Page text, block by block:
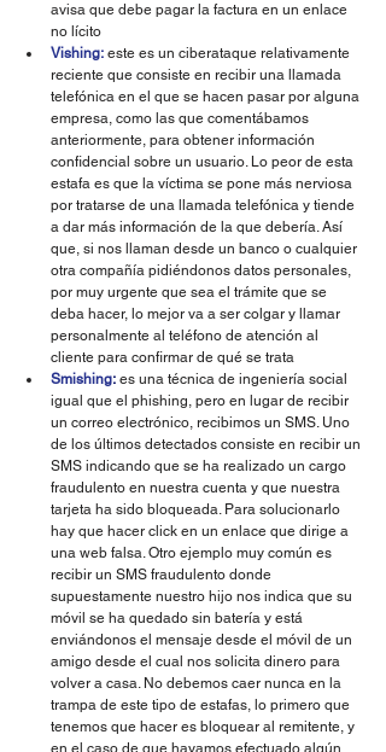
avisa que debe pagar la factura en un enlace
no lícito
Vishing: este es un ciberataque relativamente
reciente que consiste en recibir una llamada
telefónica en el que se hacen pasar por alguna
empresa, como las que comentábamos
anteriormente, para obtener información
confidencial sobre un usuario. Lo peor de esta
estafa es que la víctima se pone más nerviosa
por tratarse de una llamada telefónica y tiende
a dar más información de la que debería. Así
que, si nos llaman desde un banco o cualquier
otra compañía pidiéndonos datos personales,
por muy urgente que sea el trámite que se
deba hacer, lo mejor va a ser colgar y llamar
personalmente al teléfono de atención al
cliente para confirmar de qué se trata
Smishing: es una técnica de ingeniería social
igual que el phishing, pero en lugar de recibir
un correo electrónico, recibimos un SMS. Uno
de los últimos detectados consiste en recibir un
SMS indicando que se ha realizado un cargo
fraudulento en nuestra cuenta y que nuestra
tarjeta ha sido bloqueada. Para solucionarlo
hay que hacer click en un enlace que dirige a
una web falsa. Otro ejemplo muy común es
recibir un SMS fraudulento donde
supuestamente nuestro hijo nos indica que su
móvil se ha quedado sin batería y está
enviándonos el mensaje desde el móvil de un
amigo desde el cual nos solicita dinero para
volver a casa. No debemos caer nunca en la
trampa de este tipo de estafas, lo primero que
tenemos que hacer es bloquear al remitente, y
en el caso de que hayamos efectuado algún